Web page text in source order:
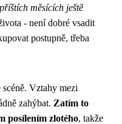
měsících ještě
- není dobré vsadit
postupně, třeba
Vztahy mezi
zahýbat. Zatím to
posílením zlotého, takže